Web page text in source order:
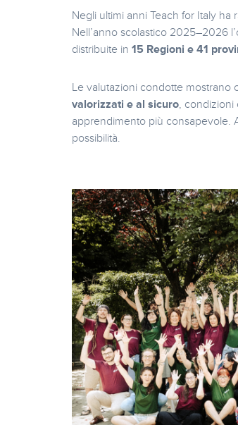
Negli ultimi anni Teach for Italy
Nell’anno scolastico 2025–2026
distribuite in 15 Regioni e 41
Le valutazioni condotte mostrano
valorizzati e al sicuro, condizioni
apprendimento più consapevole.
possibilità.